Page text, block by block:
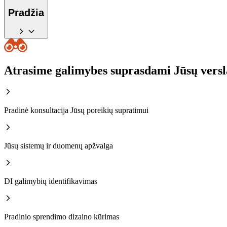
Pradžia
Atrasime galimybes suprasdami Jūsų
Pradinė konsultacija Jūsų poreikių supratimui
Jūsų sistemų ir duomenų apžvalga
DI galimybių identifikavimas
Pradinio sprendimo dizaino kūrimas